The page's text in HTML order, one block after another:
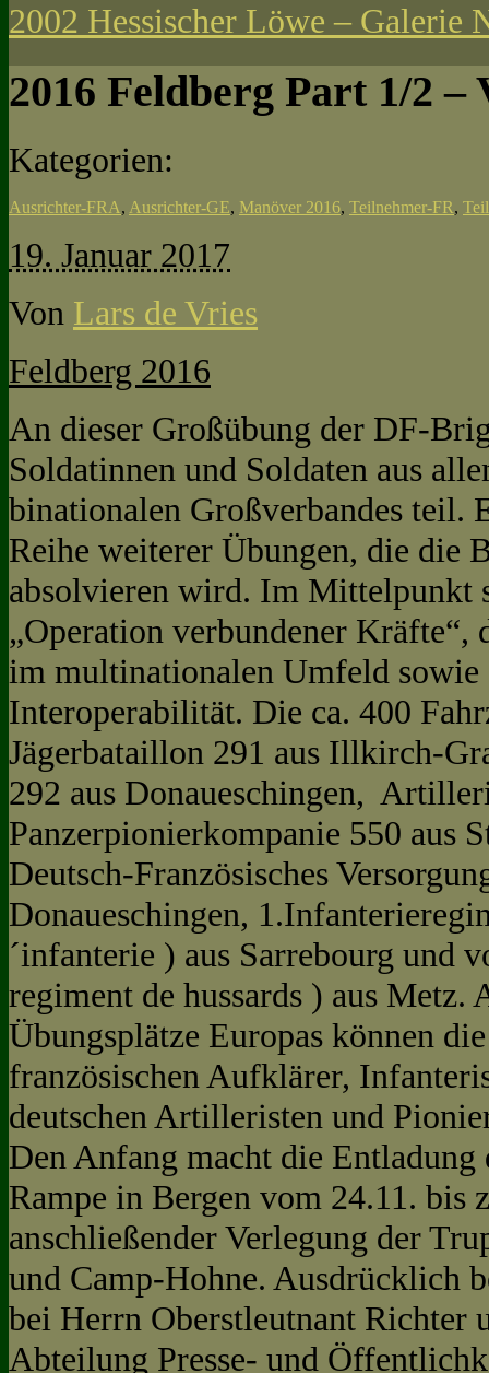
2002 Hessischer Löwe – Galerie
2016 Feldberg Part 1/2 –
Kategorien:
Ausrichter-FRA, Ausrichter-GE, Manöver 2016, Teilnehmer-FR,
19. Januar 2017
Von Lars de Vries
Feldberg 2016
An dieser Großübung der DF-
Soldatinnen und Soldaten aus
binationalen Großverbandes teil.
Reihe weiterer Übungen, die die
absolvieren wird. Im Mittelpunkt
„Operation verbundener Kräfte“,
im multinationalen Umfeld sowie
Interoperabilität. Die ca. 400
Jägerbataillon 291 aus Illkirch-
292 aus Donaueschingen,
Panzerpionierkompanie 550 aus
Deutsch-Französisches
Donaueschingen,
´infanterie ) aus Sarrebourg und
regiment de hussards ) aus Metz.
Übungsplätze Europas können
französischen Aufklärer,
deutschen Artilleristen und
Den Anfang macht die
Rampe in Bergen vom 24.11. bis
anschließender Verlegung der
und Camp-Hohne. Ausdrücklich
bei Herrn Oberstleutnant Richter
Abteilung Presse- und